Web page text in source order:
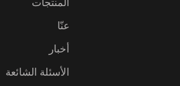
المنتجات
عنّا
أخبار
الأسئلة الشائعة